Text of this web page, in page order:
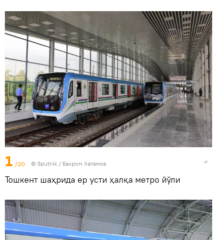
1 /20 © Sputnik / Бахром Хатамов
Тошкент шаҳрида ер усти ҳалқа метро йўли